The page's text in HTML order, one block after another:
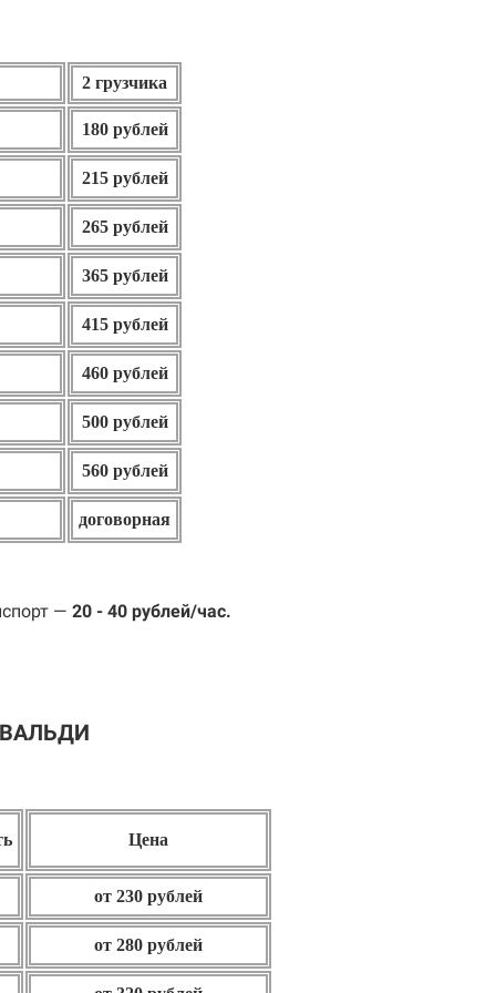
2 грузчика
180 рублей
215 рублей
265 рублей
365 рублей
415 рублей
460 рублей
500 рублей
560 рублей
договорная
— 20 - 40 рублей/час.
Цена
от 230 рублей
от 280 рублей